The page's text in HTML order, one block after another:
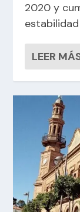
2020 y
LEER